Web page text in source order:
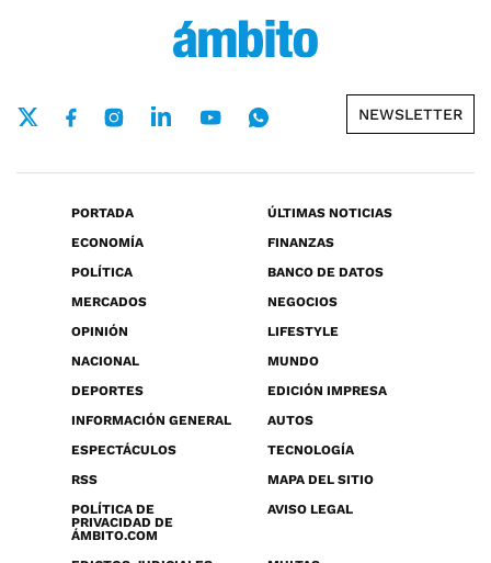
NEWSLETTER
PORTADA
ÚLTIMAS NOTICIAS
ECONOMÍA
FINANZAS
POLÍTICA
BANCO DE DATOS
MERCADOS
NEGOCIOS
OPINIÓN
LIFESTYLE
NACIONAL
MUNDO
DEPORTES
EDICIÓN IMPRESA
INFORMACIÓN GENERAL
AUTOS
ESPECTÁCULOS
TECNOLOGÍA
RSS
MAPA DEL SITIO
POLÍTICA DE
PRIVACIDAD DE
ÁMBITO.COM
AVISO LEGAL